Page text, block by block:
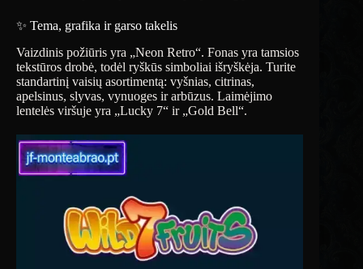
✨ Tema, grafika ir garso takelis
Vaizdinis požiūris yra „Neon Retro“. Fonas yra tamsios
tekstūros drobė, todėl ryškūs simboliai išryškėja. Turite
standartinį vaisių asortimentą: vyšnias, citrinas,
apelsinus, slyvas, vynuoges ir arbūzus. Laimėjimo
lentelės viršuje yra „Lucky 7“ ir „Gold Bell“.